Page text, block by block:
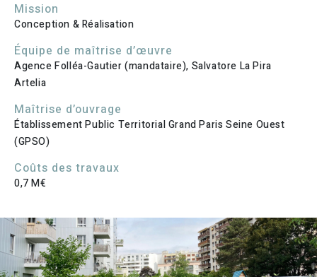
Mission
Conception & Réalisation
Équipe de maîtrise d’œuvre
Agence Folléa-Gautier (mandataire), Salvatore La Pira
Artelia
Maîtrise d’ouvrage
Établissement Public Territorial Grand Paris Seine Ouest
(GPSO)
Coûts des travaux
0,7 M€